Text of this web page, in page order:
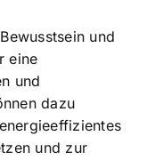
und
eine
und
dazu
und zur